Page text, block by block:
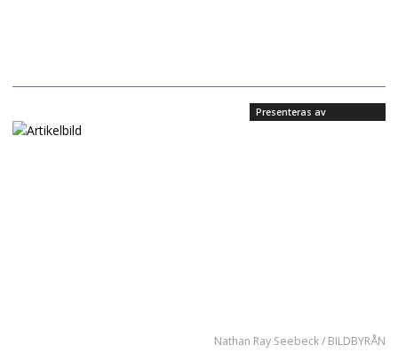
Presenteras av
Nathan Ray Seebeck / BILDBYRÅN